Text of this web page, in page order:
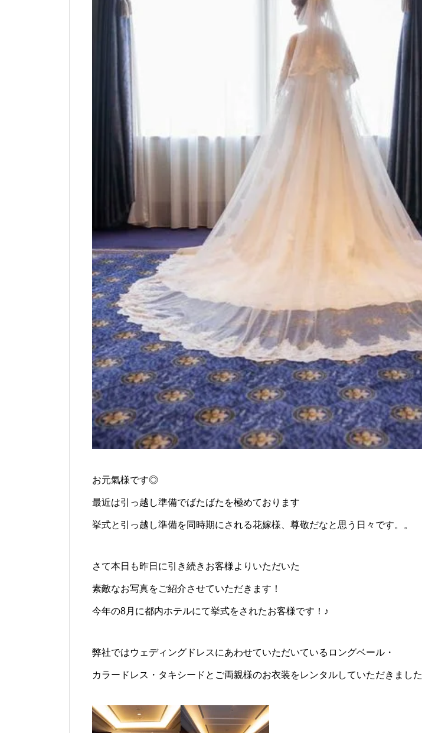
お元氣様です◎
最近は引っ越し準備でばたばたを極めております
挙式と引っ越し準備を同時期にされる花嫁様、尊敬だなと思う日々です。。
さて本日も昨日に引き続きお客様よりいただいた
素敵なお写真をご紹介させていただきます！
今年の8月に都内ホテルにて挙式をされたお客様です！♪
弊社ではウェディングドレスにあわせていただいているロングベール・
カラードレス・タキシードとご両親様のお衣装をレンタルしていただきました